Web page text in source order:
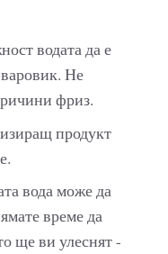
водата да е
Не
фриз.
продукт
вода може да
време да
ще ви улеснят -